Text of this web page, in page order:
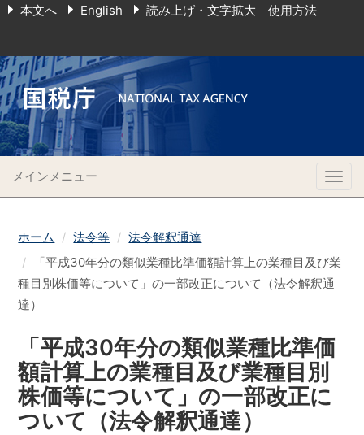
本文へ English 読み上げ・文字拡大 使用方法
メインメニュー
ホーム 法令等
法令解釈通達
「平成30年分の類似業種比準価額計算上の業種目及び業
種目別株価等について」の一部改正について（法令解釈通
達）
「平成30年分の類似業種比準価
額計算上の業種目及び業種目別
株価等について」の一部改正に
ついて（法令解釈通達）